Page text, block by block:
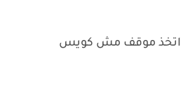
اتخذ موقف مش كويس